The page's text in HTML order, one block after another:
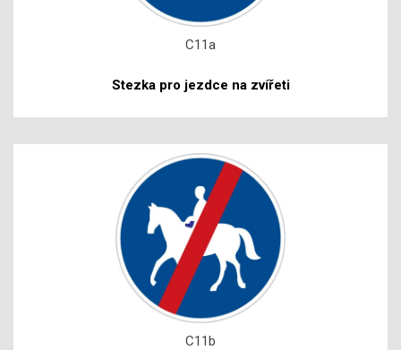
C11a
Stezka pro jezdce na zvířeti
C11b